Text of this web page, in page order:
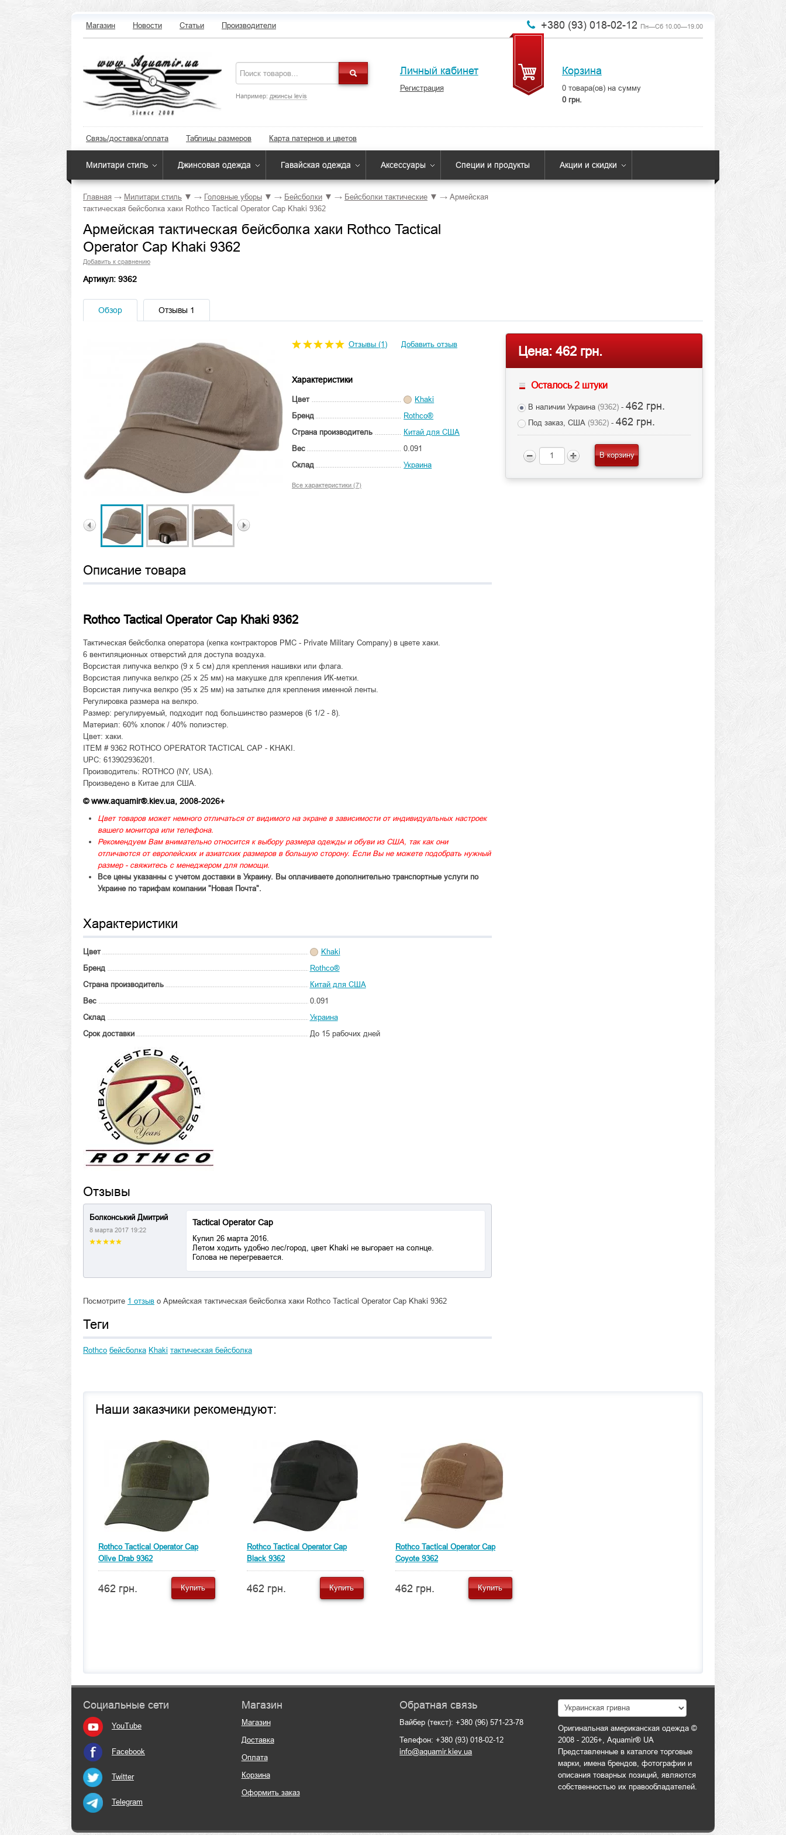
Магазин Новости Статьи Производители +380 (93) 018-02-12 Пн—Сб 10.00—19.00
Например: джинсы levis
Личный кабинет
Регистрация
Корзина
0товара(ов) на сумму
0 грн.
Связь/доставка/оплата Таблицы размеров Карта патернов и цветов
Милитари стиль Джинсовая одежда Гавайская одежда Аксессуары Специи и продукты Акции и скидки
Главная → Милитари стиль ▼ → Головные уборы ▼ → Бейсболки ▼ → Бейсболки тактические ▼ → Армейская
тактическая бейсболка хаки Rothco Tactical Operator Cap Khaki 9362
Армейская тактическая бейсболка хаки Rothco Tactical
Operator Cap Khaki 9362
Добавить к сравнению
Артикул: 9362
Обзор Отзывы 1
Отзывы (1) Добавить отзыв
Характеристики
Цвет
Khaki
Бренд
Rothco®
Страна производитель
Китай для США
Вес
0.091
Склад
Украина
Все характеристики (7)
Описание товара
Rothco Tactical Operator Cap Khaki 9362
Тактическая бейсболка оператора (кепка контракторов PMC - Private Military Company) в цвете хаки.
6 вентиляционных отверстий для доступа воздуха.
Ворсистая липучка велкро (9 x 5 см) для крепления нашивки или флага.
Ворсистая липучка велкро (25 x 25 мм) на макушке для крепления ИК-метки.
Ворсистая липучка велкро (95 x 25 мм) на затылке для крепления именной ленты.
Регулировка размера на велкро.
Размер: регулируемый, подходит под большинство размеров (6 1/2 - 8).
Материал: 60% хлопок / 40% полиэстер.
Цвет: хаки.
ITEM # 9362 ROTHCO OPERATOR TACTICAL CAP - KHAKI.
UPC: 613902936201.
Производитель: ROTHCO (NY, USA).
Произведено в Китае для США.
© www.aquamir®.kiev.ua, 2008-2026+
Цвет товаров может немного отличаться от видимого на экране в зависимости от индивидуальных настроек
вашего монитора или телефона.
Рекомендуем Вам внимательно относится к выбору размера одежды и обуви из США, так как они
отличаются от европейских и азиатских размеров в большую сторону. Если Вы не можете подобрать нужный
размер - свяжитесь с менеджером для помощи.
Все цены указанны с учетом доставки в Украину. Вы оплачиваете дополнительно транспортные услуги по
Украине по тарифам компании "Новая Почта".
Характеристики
Цвет
Khaki
Бренд
Rothco®
Страна производитель
Китай для США
Вес
0.091
Склад
Украина
Срок доставки
До 15 рабочих дней
Отзывы
Болконський Дмитрий
8 марта 2017 19:22
Tactical Operator Cap
Купил 26 марта 2016.
Летом ходить удобно лес/город, цвет Khaki не выгорает на солнце.
Голова не перегревается.
Посмотрите 1 отзыв о Армейская тактическая бейсболка хаки Rothco Tactical Operator Cap Khaki 9362
Теги
Rothco бейсболка Khaki тактическая бейсболка
Цена: 462 грн.
Осталось 2 штуки
В наличии Украина (9362)- 462 грн.
Под заказ, США (9362)- 462 грн.
В корзину
Наши заказчики рекомендуют:
Rothco Tactical Operator Cap
Olive Drab 9362
462 грн. Купить
Rothco Tactical Operator Cap
Black 9362
462 грн. Купить
Rothco Tactical Operator Cap
Coyote 9362
462 грн. Купить
Социальные сети
YouTube
Facebook
Twitter
Telegram
Магазин
Магазин
Доставка
Оплата
Корзина
Оформить заказ
Обратная связь
Вайбер (текст): +380 (96) 571-23-78
Телефон: +380 (93) 018-02-12
info@aquamir.kiev.ua
Оригинальная американская одежда ©
2008 - 2026+, Aquamir® UA
Представленные в каталоге торговые
марки, имена брендов, фотографии и
описания товарных позиций, являются
собственностью их правообладателей.